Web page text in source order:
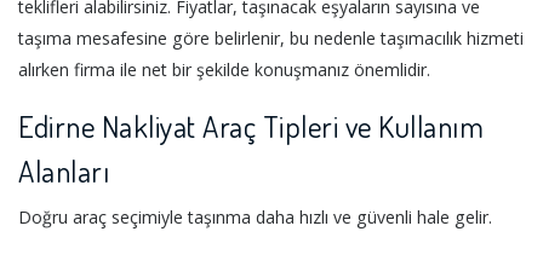
teklifleri alabilirsiniz. Fiyatlar, taşınacak eşyaların sayısına ve
taşıma mesafesine göre belirlenir, bu nedenle taşımacılık hizmeti
alırken firma ile net bir şekilde konuşmanız önemlidir.
Edirne Nakliyat Araç Tipleri ve Kullanım
Alanları
Doğru araç seçimiyle taşınma daha hızlı ve güvenli hale gelir.